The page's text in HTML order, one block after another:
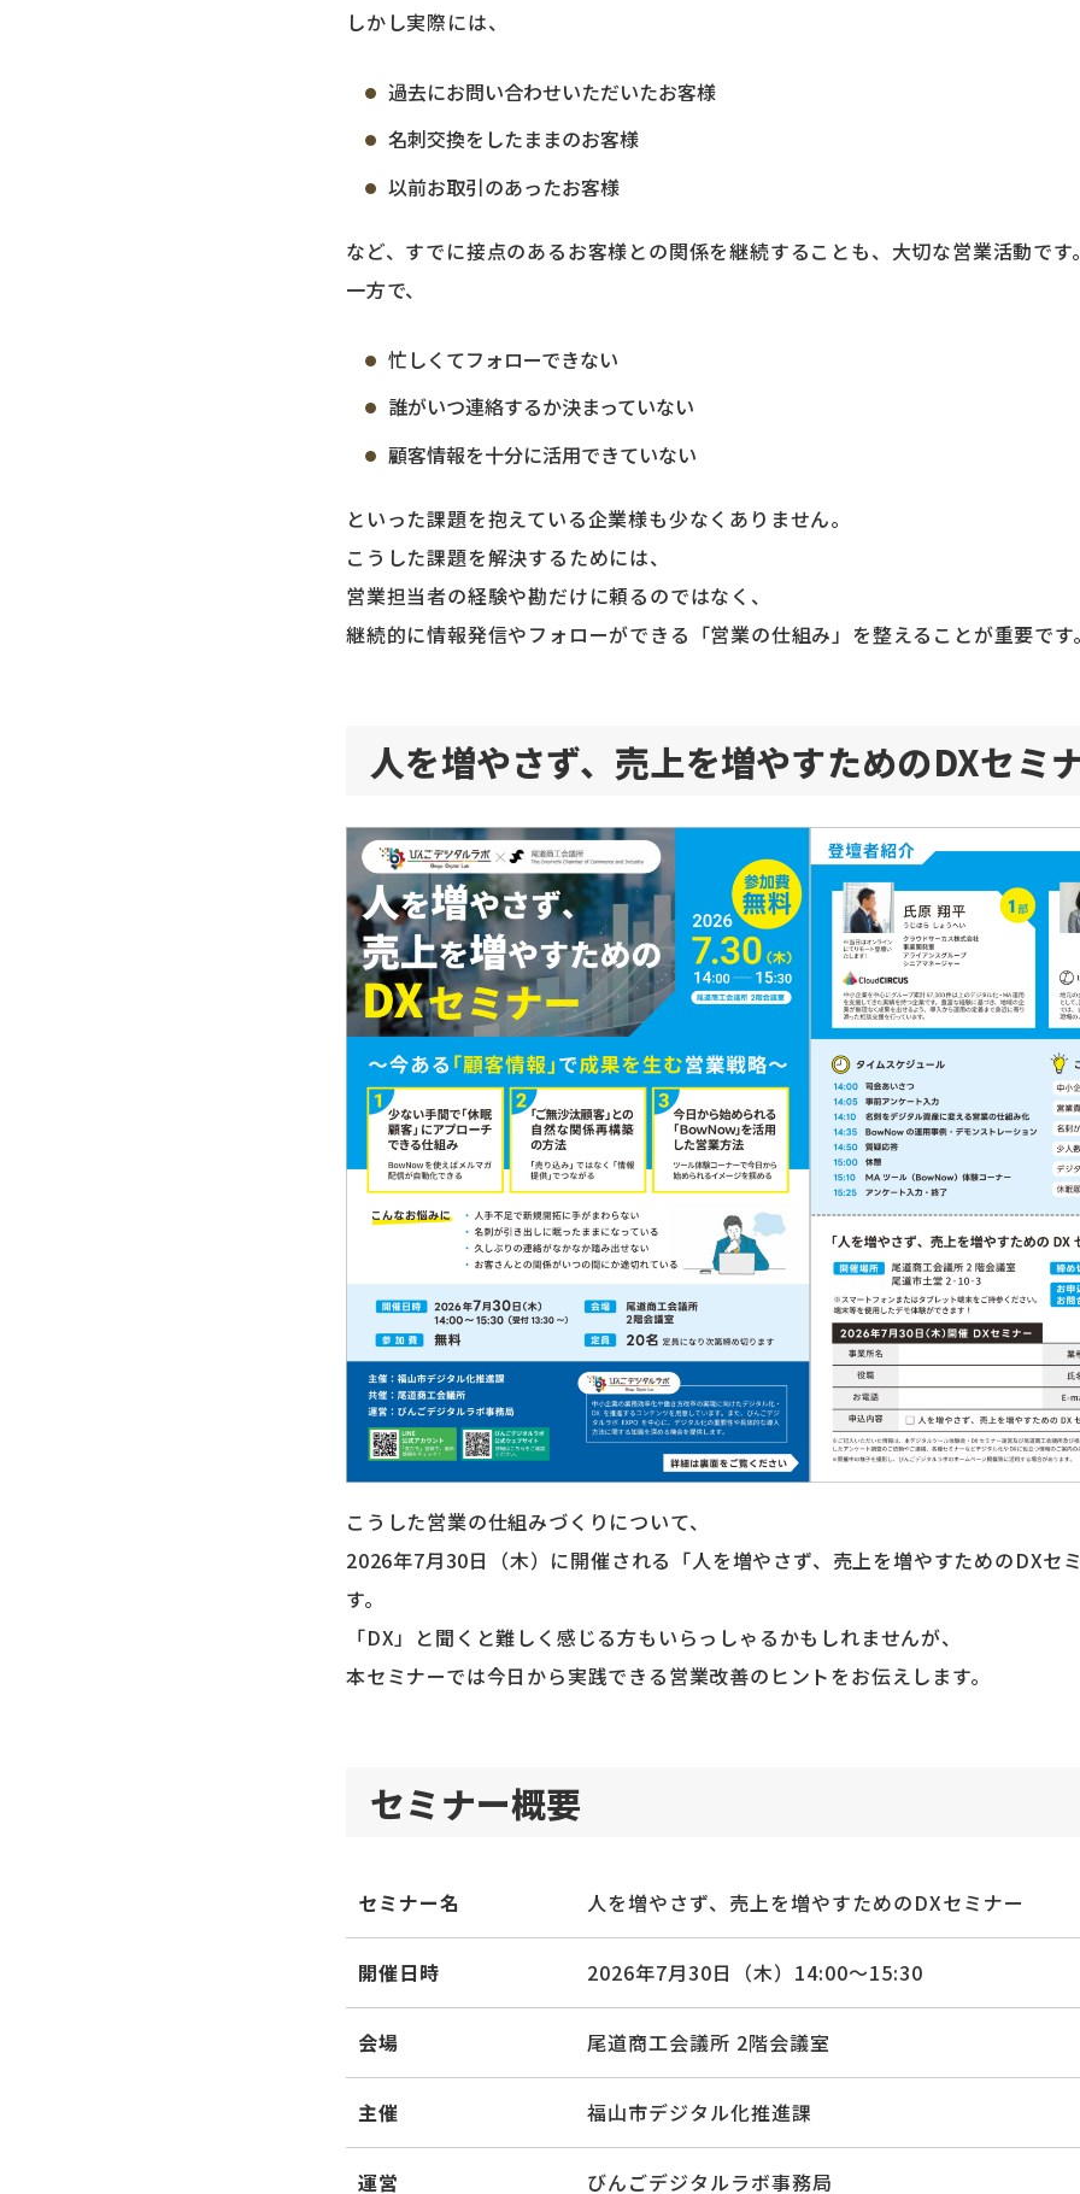
しかし実際には、
過去にお問い合わせいただいたお客様
名刺交換をしたままのお客様
以前お取引のあったお客様
など、すでに接点のあるお客様との関係を継続することも、大切な営業活動です
一方で、
忙しくてフォローできない
誰がいつ連絡するか決まっていない
顧客情報を十分に活用できていない
といった課題を抱えている企業様も少なくありません。
こうした課題を解決するためには、
営業担当者の経験や勘だけに頼るのではなく、
継続的に情報発信やフォローができる「営業の仕組み」を整えることが重要です
人を増やさず、売上を増やすためのDXセミ
こうした営業の仕組みづくりについて、
2026年7月30日（木）に開催される「人を増やさず、売上を増やすためのDXセ
す。
「DX」と聞くと難しく感じる方もいらっしゃるかもしれませんが、
本セミナーでは今日から実践できる営業改善のヒントをお伝えします。
セミナー概要
セミナー名 人を増やさず、売上を増やすためのDXセミナー
開催日時 2026年7月30日（木）14:00～15:30
会場 尾道商工会議所 2階会議室
主催 福山市デジタル化推進課
運営 びんごデジタルラボ事務局